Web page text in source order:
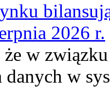
2026 r.
w
danych w